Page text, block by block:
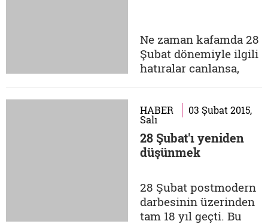
Başını açıp okumanı
istemiyorum, izin de
vermiyorum. Evi
Ne zaman kafamda 28
Şubat dönemiyle ilgili
hatıralar canlansa,
film afişi gelir. 1980'li
yıllara ait,
serseriliklerini şiddet
ve canavarlığa
lise öğrencilerini
anlatan bir film: İnsan
Değildiler. Ön yargılı,...
HABER 03 Şubat 2015,
Salı
28 Şubat'ı yeniden
düşünmek
28 Şubat postmodern
darbesinin üzerinden
tam 18 yıl geçti. Bu